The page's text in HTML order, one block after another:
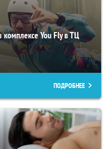
комплексе You Fly в ТЦ
ПОДРОБНЕЕ